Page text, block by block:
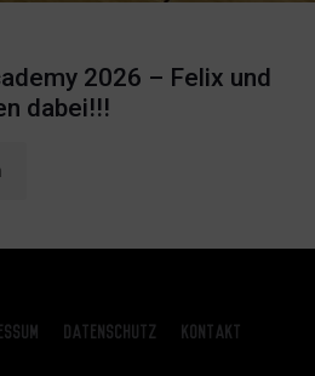
2026 – Felix und
dabei!!!
Datenschutz Kontakt